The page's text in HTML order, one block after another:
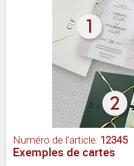
Numéro de l'article: 12345
Exemples de cartes